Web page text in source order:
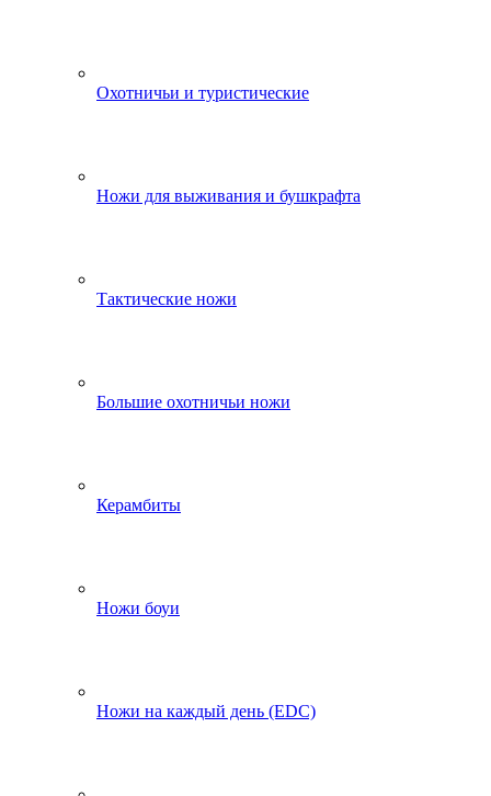
Охотничьи и туристические
Ножи для выживания и бушкрафта
Тактические ножи
Большие охотничьи ножи
Керамбиты
Ножи боуи
Ножи на каждый день (EDC)